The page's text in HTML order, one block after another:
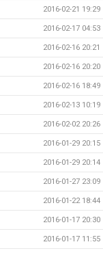
2016-02-21 19:29
2016-02-17 04:53
2016-02-16 20:21
2016-02-16 20:20
2016-02-16 18:49
2016-02-13 10:19
2016-02-02 20:26
2016-01-29 20:15
2016-01-29 20:14
2016-01-27 23:09
2016-01-22 18:44
2016-01-17 20:30
2016-01-17 11:55